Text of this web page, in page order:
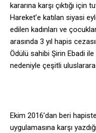
kararına karşı çıktığı için
Hareket’e katılan siyasi
edilen kadınları ve
arasında 3 yıl hapis
Ödülü sahibi Şirin Ebadi ile
nedeniyle çeşitli
Ekim 2016’dan beri
uygulamasına karşı